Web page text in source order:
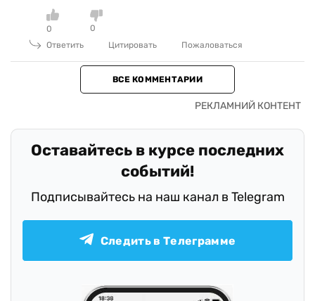
0
0
Ответить
Цитировать Пожаловаться
ВСЕ КОММЕНТАРИИ
Оставайтесь в курсе последних
событий!
Подписывайтесь на наш канал в Telegram
Следить в Телеграмме